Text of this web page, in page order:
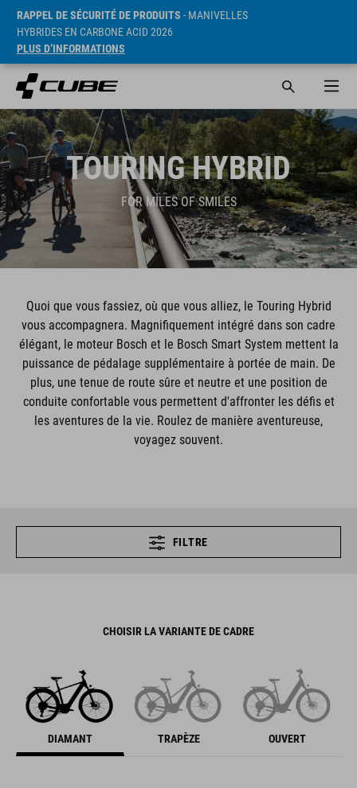
RAPPEL DE SÉCURITÉ DE PRODUITS - MANIVELLES
HYBRIDES EN CARBONE ACID 2026
PLUS D’INFORMATIONS
TOURING HYBRID
FOR MILES OF SMILES
Quoi que vous fassiez, où que vous alliez, le Touring Hybrid
vous accompagnera. Magnifiquement intégré dans son cadre
élégant, le moteur Bosch et le Bosch Smart System mettent la
puissance de pédalage supplémentaire à portée de main. De
plus, une tenue de route sûre et neutre et une position de
conduite confortable vous permettent d'affronter les défis et
les aventures de la vie. Roulez de manière aventureuse,
voyagez souvent.
FILTRE
CHOISIR LA VARIANTE DE CADRE
DIAMANT TRAPÈZE OUVERT